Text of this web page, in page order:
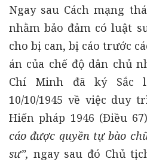
Ngay sau Cách mạng
nhằm bảo đảm có luật
cho bị can, bị cáo trước
án của chế độ dân chủ
Chí Minh đã ký Sắc
10/10/1945 về việc duy
Hiến pháp 1946 (Điều
cáo được quyền tự bào
sư”, ngay sau đó Chủ